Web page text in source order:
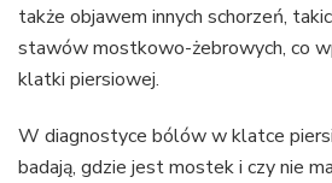
także objawem innych schorzeń,
stawów mostkowo-żebrowych, co
klatki piersiowej.
W diagnostyce bólów w klatce
badają, gdzie jest mostek i czy nie